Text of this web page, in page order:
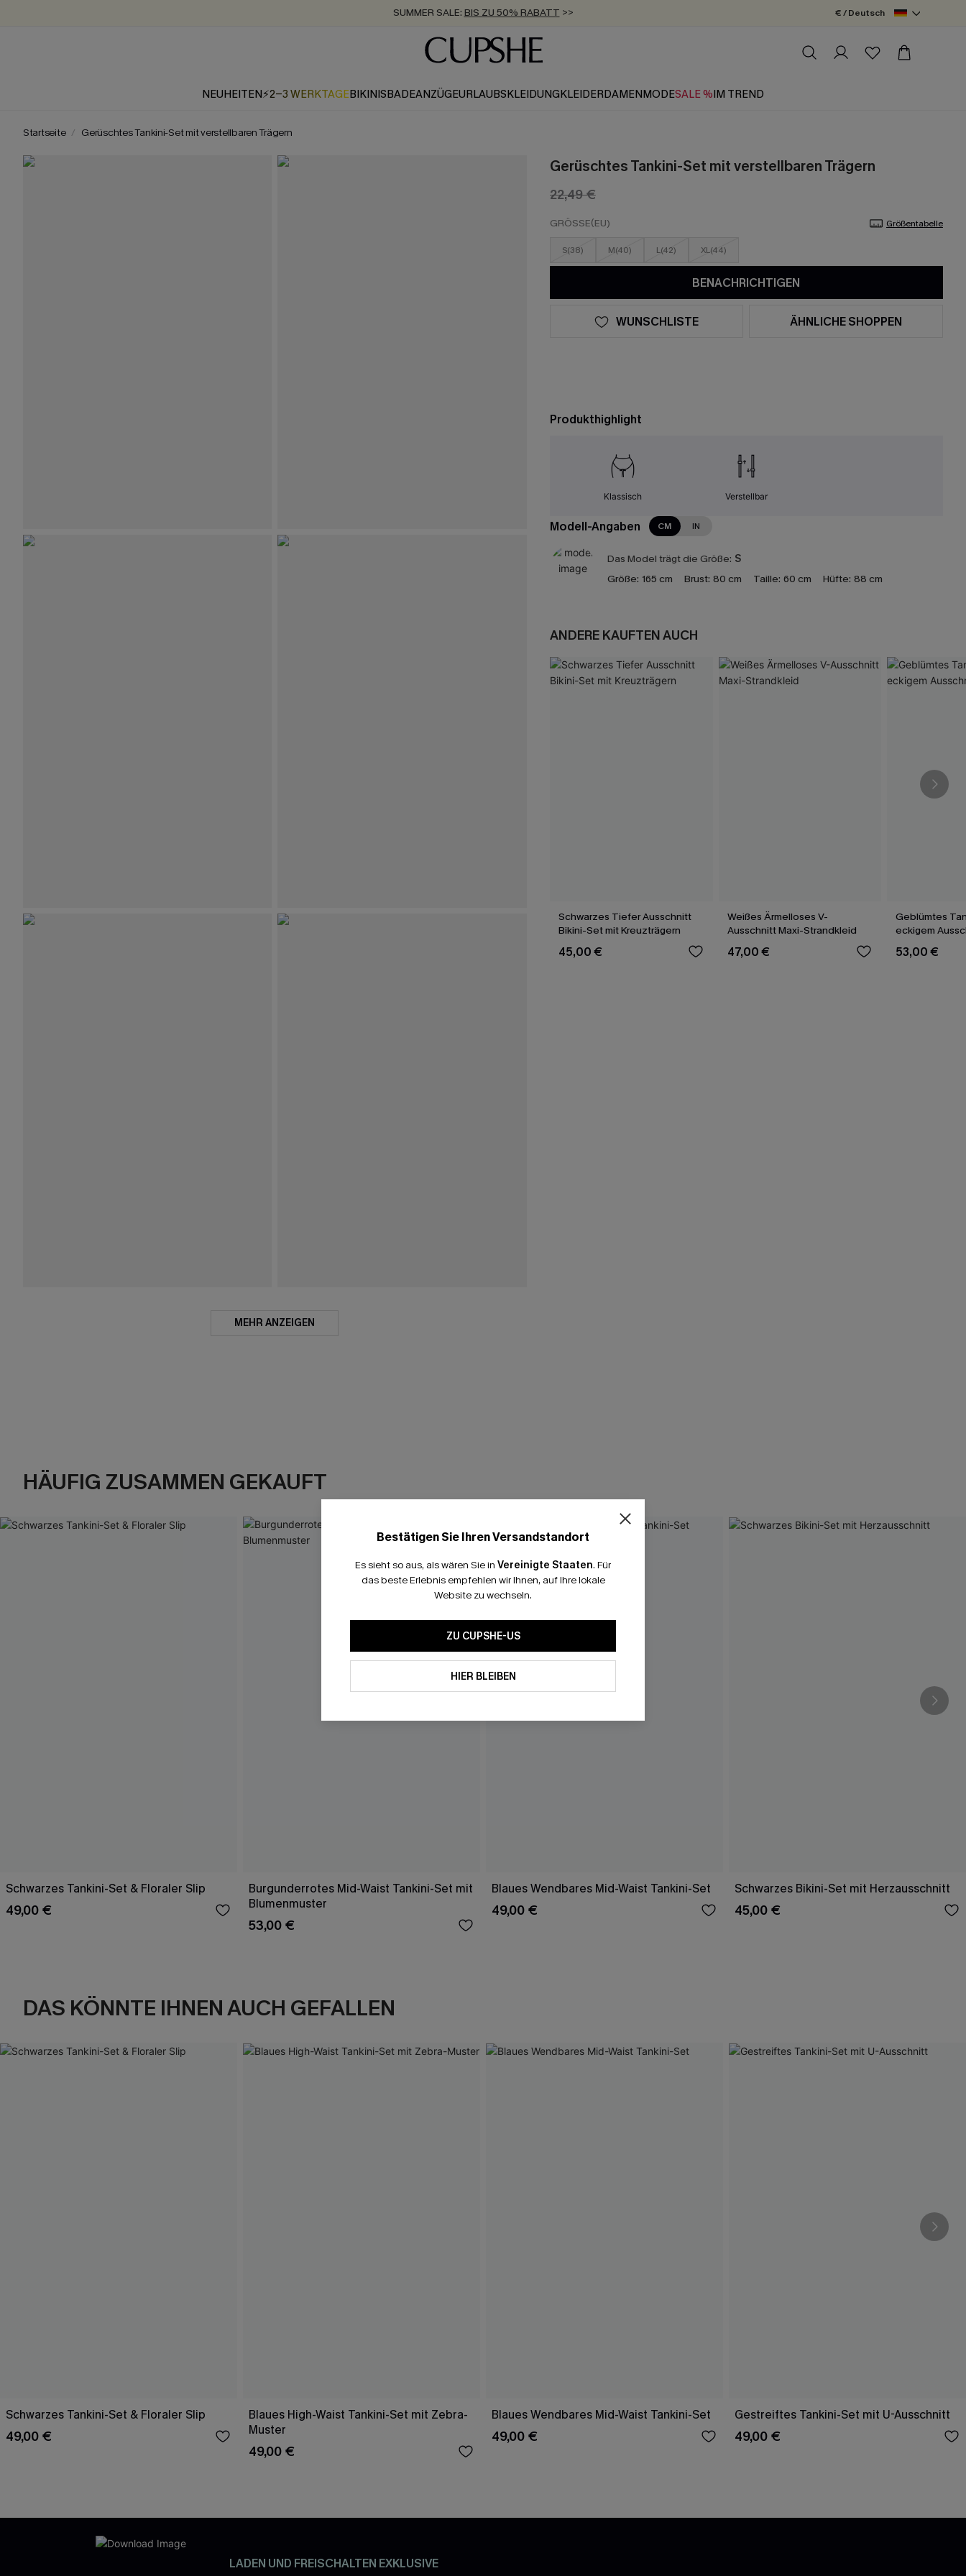
SUMMER SALE: BIS ZU 50% RABATT >>
ZUM NEWSLETTER:BIS ZU -20% EXTRA ERHALTEN
KOSTENLOSER VERSAND AB 89 €
€ / Deutsch
NEUHEITEN⚡2-3 WERKTAGEBIKINISBADEANZÜGEURLAUBSKLEIDUNGKLEIDERDAMENMODESALE %IM TREND
Startseite Gerüschtes Tankini-Set mit verstellbaren Trägern
MEHR ANZEIGEN
Gerüschtes Tankini-Set mit verstellbaren Trägern
22,49 €
GRÖSSE(EU) Größentabelle
S(38) M(40) L(42) XL(44)
BENACHRICHTIGEN
WUNSCHLISTE ÄHNLICHE SHOPPEN
Produkthighlight
Klassisch Verstellbar
Modell-Angaben CM IN
Das Model trägt die Größe: S
Größe: 165 cm Brust: 80 cm Taille: 60 cm Hüfte: 88 cm
ANDERE KAUFTEN AUCH
Schwarzes Tiefer Ausschnitt
Bikini-Set mit Kreuzträgern
45,00 €
Weißes Ärmelloses V-
Ausschnitt Maxi-Strandkleid
47,00 €
Geblümtes
eckigem
53,00 €
HÄUFIG ZUSAMMEN GEKAUFT
Schwarzes Tankini-Set & Floraler Slip
49,00 €
Burgunderrotes Mid-Waist Tankini-Set mit
Blumenmuster
53,00 €
Blaues Wendbares Mid-Waist Tankini-Set
49,00 €
Schwarzes Bikini-Set mit Herzausschnitt
45,00 €
DAS KÖNNTE IHNEN AUCH GEFALLEN
Schwarzes Tankini-Set & Floraler Slip
49,00 €
Blaues High-Waist Tankini-Set mit Zebra-
Muster
49,00 €
Blaues Wendbares Mid-Waist Tankini-Set
49,00 €
Gestreiftes Tankini-Set mit U-Ausschnitt
49,00 €
LADEN UND FREISCHALTEN EXKLUSIVE
Bestätigen Sie Ihren Versandstandort
Es sieht so aus, als wären Sie in Vereinigte Staaten. Für
das beste Erlebnis empfehlen wir Ihnen, auf Ihre lokale
Website zu wechseln.
ZU CUPSHE-US
HIER BLEIBEN